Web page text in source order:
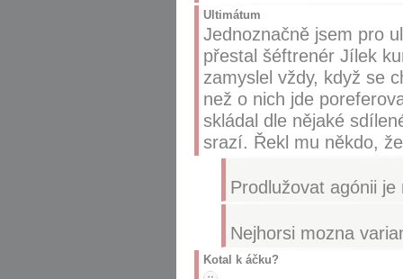
Ultimátum
Jednoznačně jsem pro
přestal šéftrenér Jílek
zamyslel vždy, když se
než o nich jde
skládal dle nějaké
srazí. Řekl mu někdo,
Prodlužovat agónii
Nejhorsi mozna
Kotal k áčku?